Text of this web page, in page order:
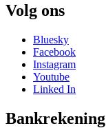
Volg ons
Bluesky
Facebook
Instagram
Youtube
Linked In
Bankrekening